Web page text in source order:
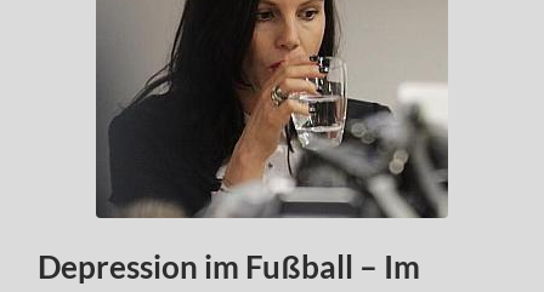
Depression im Fußball – Im